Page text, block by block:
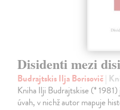
Disidenti mezi
Budrajtskis Ilja Borisovič|
Kniha Ilji Budrajtskise (*
úvah, v nichž autor mapuje